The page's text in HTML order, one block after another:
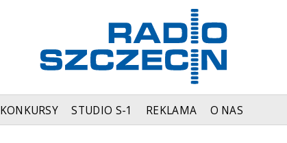
KONKURSY STUDIO S-1 REKLAMA O NAS